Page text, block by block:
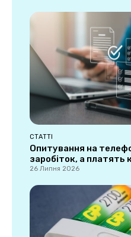
СТАТТІ
Опитування на
заробіток, а платять
26 Липня 2026